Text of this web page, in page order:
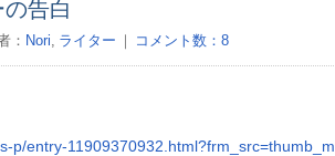
告白
： Nori, ライター ｜ コメント数：8
p/entry-